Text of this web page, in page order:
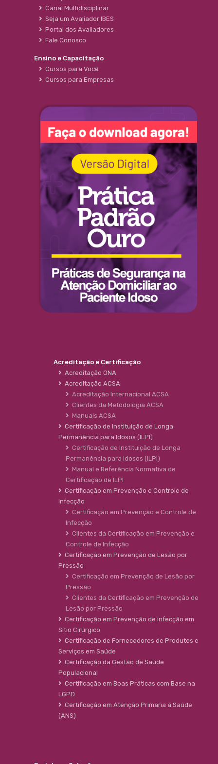
Canal Multidisciplinar
Seja um Avaliador IBES
Portal dos Avaliadores
Fale Conosco
Ensino e Capacitação
Cursos para Você
Cursos para Empresas
Acreditação e Certificação
Acreditação ONA
Acreditação ACSA
Acreditação Internacional ACSA
Clientes da Metodologia ACSA
Manuais ACSA
Certificação de Instituição de Longa
Permanência para Idosos (ILPI)
Certificação de Instituição de Longa
Permanência para Idosos (ILPI)
Manual e Referência Normativa de
Certificação de ILPI
Certificação em Prevenção e Controle de
Infecção
Certificação em Prevenção e Controle de
Infecção
Clientes da Certificação em Prevenção e
Controle de Infecção
Certificação em Prevenção de Lesão por
Pressão
Certificação em Prevenção de Lesão por
Pressão
Clientes da Certificação em Prevenção de
Lesão por Pressão
Certificação em Prevenção de infecção em
Sítio Cirúrgico
Certificação de Fornecedores de Produtos e
Serviços em Saúde
Certificação da Gestão de Saúde
Populacional
Certificação em Boas Práticas com Base na
LGPD
Certificação em Atenção Primaria à Saúde
(ANS)